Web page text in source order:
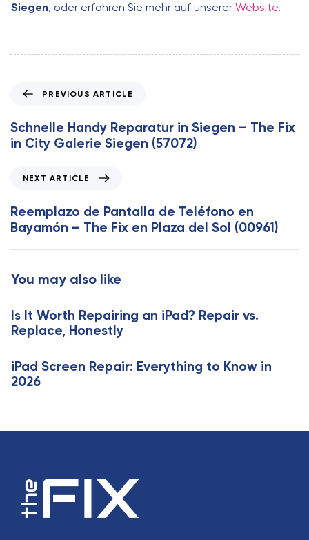
Siegen, oder erfahren Sie mehr auf unserer Website.
e
v
i
A
r
t
c
e
PREVIOUS ARTICLE
Schnelle Handy Reparatur in Siegen – The Fix
in City Galerie Siegen (57072)
x
t
A
r
l
e
NEXT ARTICLE
Reemplazo de Pantalla de Teléfono en
Bayamón – The Fix en Plaza del Sol (00961)
You may also like
Is It Worth Repairing an iPad? Repair vs.
Replace, Honestly
iPad Screen Repair: Everything to Know in
2026